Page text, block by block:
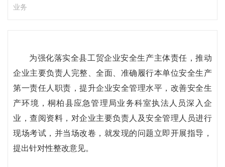
业务
为强化落实全县工贸企业安全生产主体责任，推动
企业主要负责人完整、全面、准确履行本单位安全生产
第一责任人职责，提升企业安全管理水平，改善安全生
产环境，桐柏县应急管理局业务科室执法人员深入企
业，查阅资料，对企业主要负责人及安全管理人员进行
现场考试，并当场改卷，就发现的问题立即开展指导，
提出针对性整改意见。